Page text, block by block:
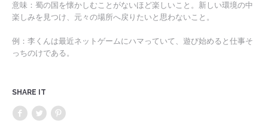
意味：蜀の国を懐かしむことがないほど楽しいこと。新しい環境の中
楽しみを見つけ、元々の場所へ戻りたいと思わないこと。
例：李くんは最近ネットゲームにハマっていて、遊び始めると仕事そ
っちのけである。
SHARE IT